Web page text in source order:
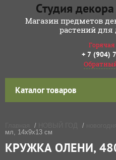
Студия
Магазин предметов
растений для
+ 7 (904)
Каталог товаров
/ /
мл, 14х9х13 см
КРУЖКА ОЛЕНИ,